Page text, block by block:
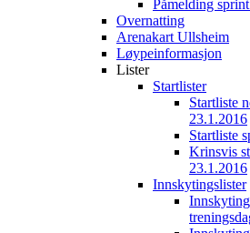
Påmelding
Overnatting
Arenakart Ullsheim
Løypeinformasjon
Lister
Startlister
Startliste
23.1.2016
Startliste
Krinsvis
23.1.2016
Innskytingslister